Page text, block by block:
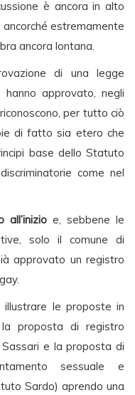
è ancora in alto
ancorché estremamente
ancora lontana.
di una legge
hanno approvato, negli
per tutto ciò
di fatto sia etero che
base dello Statuto
come nel
e, sebbene le
solo il comune di
approvato un registro
le proposte in
proposta di registro
e la proposta di
sessuale e
Sardo) aprendo una